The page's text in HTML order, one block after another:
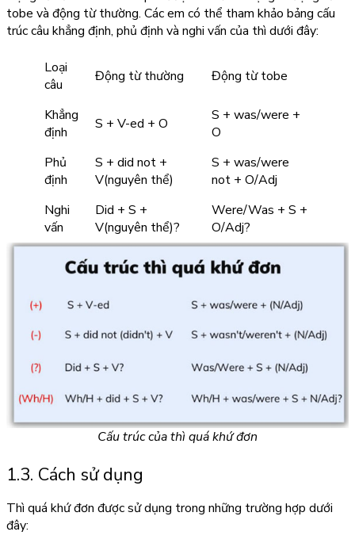
tobe và động từ thường. Các em có thể tham khảo bảng cấu
trúc câu khẳng định, phủ định và nghi vấn của thì dưới đây:
Loại
câu
Động từ thường Động từ tobe
Khẳng
định
S + V-ed + O
S + was/were +
O
Phủ
định
S + did not +
V(nguyên thể)
S + was/were
not + O/Adj
Nghi
vấn
Did + S +
V(nguyên thể)?
Were/Was + S +
O/Adj?
Cấu trúc của thì quá khứ đơn
1.3. Cách sử dụng
Thì quá khứ đơn được sử dụng trong những trường hợp dưới
đây: